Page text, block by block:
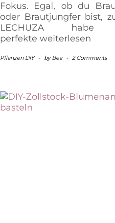
Fokus. Egal, ob du
oder Brautjungfer bist,
LECHUZA
perfekte weiterlesen
Pflanzen DIY - byBea - 2 Comments